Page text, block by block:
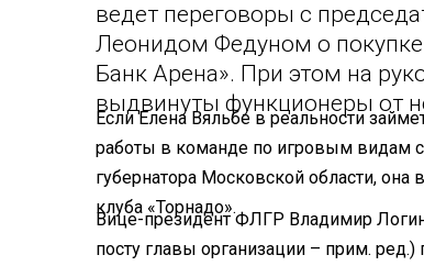
ведет переговоры с
Леонидом Федуном о
Банк Арена». При этом на
выдвинуты функционеры от
Если Елена Вяльбе в реальности
работы в команде по игровым видам
губернатора Московской области, она
клуба «Торнадо».
Вице-президент ФЛГР Владимир
посту главы организации – прим. ред.)